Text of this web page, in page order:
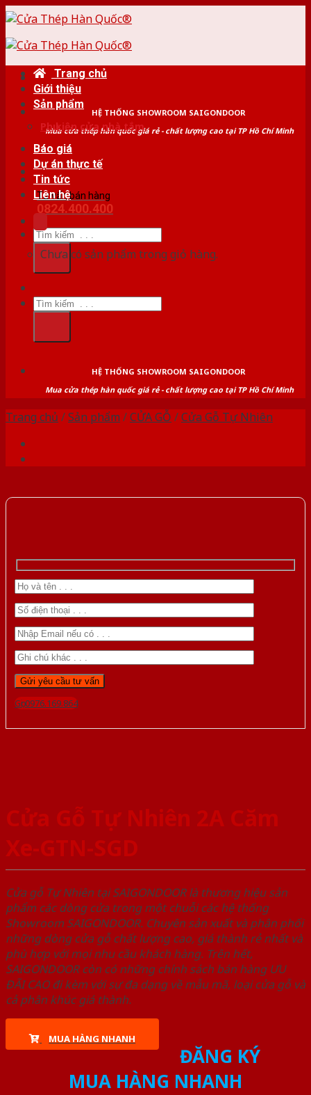
Skip
content
HỆ THỐNG SHOWROOM SAIGONDOOR
Mua cửa thép hàn quốc giá rẻ - chất lượng cao tại TP Hồ Chí Minh
Tư vấn bán hàng
0824.400.400
Tìm
kiếm:
Trang chủ
Giới thiệu
Sản phẩm
Phụ kiện cửa nhà tắm
Báo giá
Dự án thực tế
Tin tức
Liên hệ
Chưa có sản phẩm trong giỏ hàng.
Tìm
kiếm:
HỆ THỐNG SHOWROOM SAIGONDOOR
Mua cửa thép hàn quốc giá rẻ - chất lượng cao tại TP Hồ Chí Minh
Trang chủ /Sản phẩm /CỬA GỖ /Cửa Gỗ Tự Nhiên
Gọi 0976.169.864
Cửa Gỗ Tự Nhiên 2A Căm
Xe-GTN-SGD
Cửa gỗ Tự Nhiên tại SAIGONDOOR là thương hiệu sản
phẩm các dòng cửa trong một chuỗi các hệ thống
Showroom SAIGONDOOR. Chuyên sản xuất và phân phối
những dòng cửa gỗ chất lượng cao, giá thành rẻ nhất và
phù hợp với mọi nhu cầu khách hàng. Trên hết,
SAIGONDOOR còn có những chính sách bán hàng ƯU
ĐÃI CAO đi kèm với sự đa dạng về mẫu mã, loại cửa gỗ và
cả phân khúc giá thành.
MUA HÀNG NHANH
ĐĂNG KÝ
MUA HÀNG NHANH